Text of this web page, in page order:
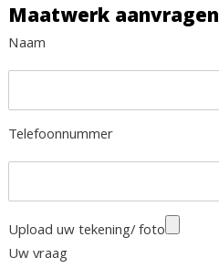
Maatwerk aanvragen
Naam
Telefoonnummer
Upload uw tekening/ foto
Uw vraag